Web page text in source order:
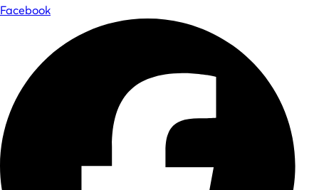
Facebook